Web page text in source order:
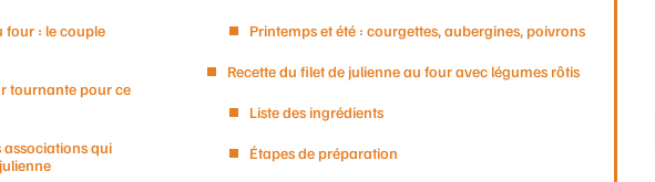
four : le couple
tournante pour ce
associations qui
Printemps et été : courgettes, aubergines, poivrons
Recette du filet de julienne au four avec légumes rôtis
Liste des ingrédients
Étapes de préparation